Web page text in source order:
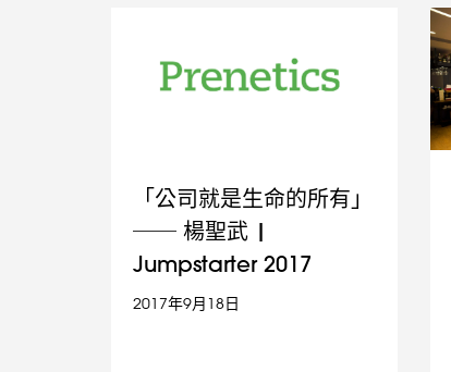
「公司就是生命的所有」
── 楊聖武 |
Jumpstarter 2017
2017年9月18日